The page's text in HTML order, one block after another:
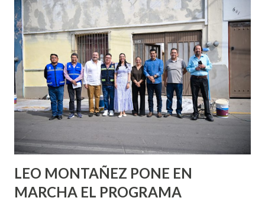
conoces ni la mitad de lo que deberías saber. Pero incluso
quienes ya han tenido relaciones sexuales no son expertos
o expertas en el tema. Siempre hay algo nuevo que
aprender y nuevas experiencias que conocer. Si eres una
chica y aún no has tenido relaciones sexuales, tal vez
pienses que el sexo será increíble y no puedas esperar para
experimentarlo, pero como cualquier persona con
experiencia te dirá, siempre es mejor cuando ambas partes
son suficientemen...
LEO MONTAÑEZ PONE EN
MARCHA EL PROGRAMA